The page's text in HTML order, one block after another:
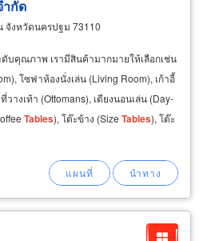
กัด
จังหวัดนครปฐม 73110
ดับคุณภาพ เรามีสินค้ามากมายให้เลือกเช่น
โซฟาห้องนั่งเล่น (Living Room), เก้าอี้
างเท้า (Ottomans), เตียงนอนเล่น (Day-
Tables), โต๊ะข้าง (Size Tables), โต๊ะ